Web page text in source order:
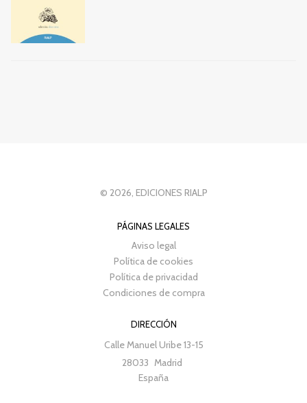
© 2026, EDICIONES RIALP
PÁGINAS LEGALES
Aviso legal
Política de cookies
Política de privacidad
Condiciones de compra
DIRECCIÓN
Calle Manuel Uribe 13-15
28033 Madrid
España